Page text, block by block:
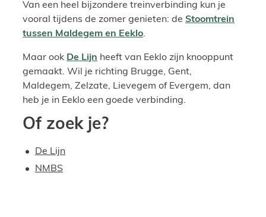
Van een heel bijzondere treinverbinding kun je
vooral tijdens de zomer genieten: de Stoomtrein
tussen Maldegem en Eeklo.
Maar ook De Lijn heeft van Eeklo zijn knooppunt
gemaakt. Wil je richting Brugge, Gent,
Maldegem, Zelzate, Lievegem of Evergem, dan
heb je in Eeklo een goede verbinding.
Of zoek je?
De Lijn
NMBS